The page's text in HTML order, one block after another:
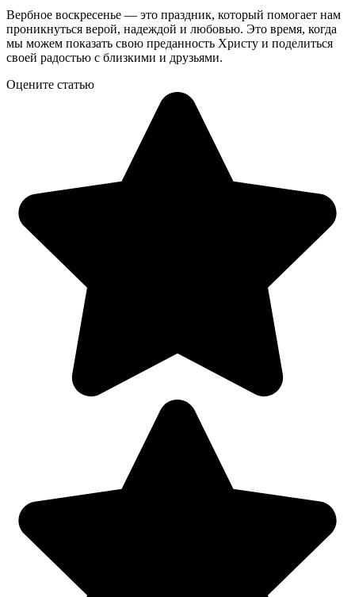
Вербное воскресенье — это праздник, который помогает нам
проникнуться верой, надеждой и любовью. Это время, когда
мы можем показать свою преданность Христу и поделиться
своей радостью с близкими и друзьями.
Оцените статью